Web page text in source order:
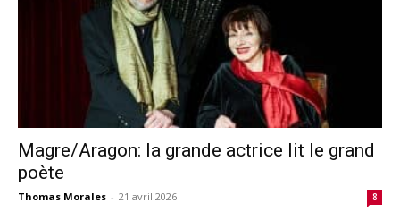
Magre/Aragon: la grande actrice lit le grand
poète
Thomas Morales - 21 avril 2026 8